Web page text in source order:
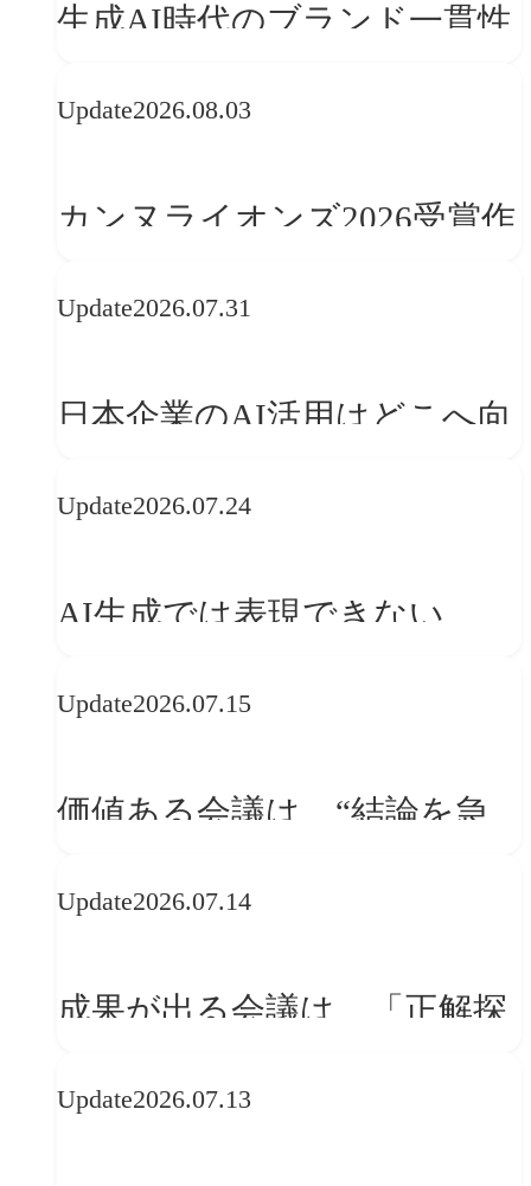
生成AI時代のブランド一貫性
学ぶ「動的ブランディング」
Update2026.08.03
カンヌライオンズ2026受賞作
──「優れたブランド体験」
か
Update2026.07.31
日本企業のAI活用はどこへ向
レンドに見る「人間中心」へ
Update2026.07.24
AI生成では表現できない
望
Update2026.07.15
価値ある会議は、“結論を急
場”である
Update2026.07.14
成果が出る会議は、「正解探
Update2026.07.13